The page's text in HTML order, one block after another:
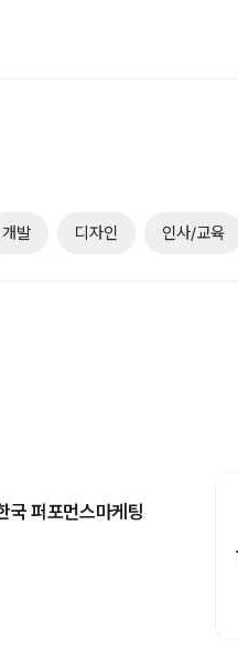
개발 디자인 인사/교육
퍼포먼스마케팅